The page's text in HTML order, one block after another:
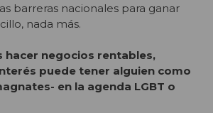
barreras nacionales para ganar
nada más.
hacer negocios rentables,
puede tener alguien como
en la agenda LGBT o